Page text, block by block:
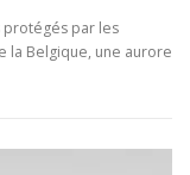
protégés par les
la Belgique, une aurore